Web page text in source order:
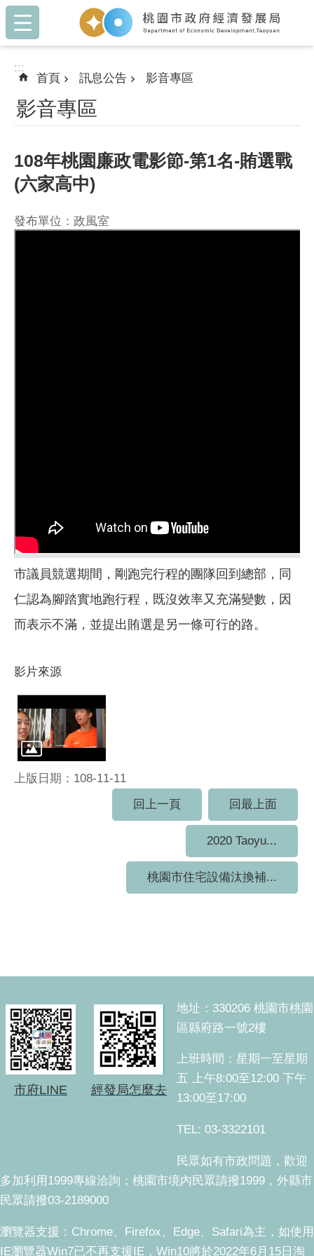
跳到主要內容區塊
:::
:::
首頁 訊息公告 影音專區
影音專區
108年桃園廉政電影節-第1名-賄選戰
(六家高中)
發布單位：政風室
市議員競選期間，剛跑完行程的團隊回到總部，同
仁認為腳踏實地跑行程，既沒效率又充滿變數，因
而表示不滿，並提出賄選是另一條可行的路。
影片來源
上版日期：108-11-11
回上一頁
回最上面
2020 Taoyu...
桃園市住宅設備汰換補...
:::
市府LINE 經發局怎麼去
地址：330206 桃園市桃園
區縣府路一號2樓
上班時間：星期一至星期
五 上午8:00至12:00 下午
13:00至17:00
TEL: 03-3322101
民眾如有市政問題，歡迎
多加利用1999專線洽詢；桃園市境內民眾請撥1999，外縣市
民眾請撥03-2189000
瀏覽器支援：Chrome、Firefox、Edge、Safari為主，如使用
IE瀏覽器Win7已不再支援IE，Win10將於2022年6月15日淘